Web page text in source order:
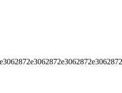
e3062872e3062872e3062872e3062872